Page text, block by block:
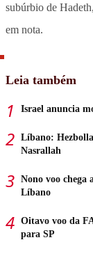
subúrbio de
em nota.
Leia também
Israel anuncia
Líbano:
Nasrallah
Nono voo chega
Líbano
Oitavo voo da
para SP